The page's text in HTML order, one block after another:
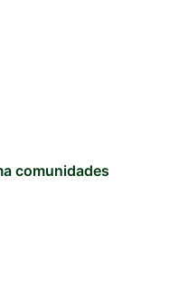
comunidades